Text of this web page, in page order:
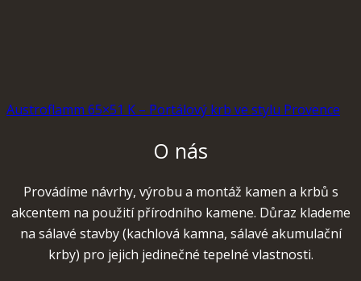
Austroflamm 65×51 K – Portálový krb ve stylu Provence
O nás
Provádíme návrhy, výrobu a montáž kamen a krbů s
akcentem na použití přírodního kamene. Důraz klademe
na sálavé stavby (kachlová kamna, sálavé akumulační
krby) pro jejich jedinečné tepelné vlastnosti.